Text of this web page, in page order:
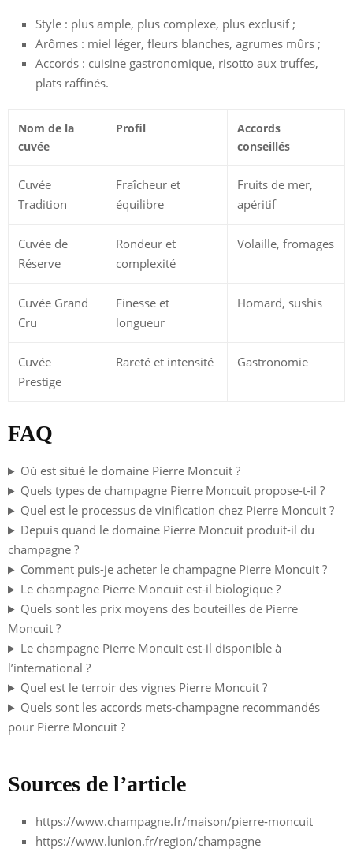
Style : plus ample, plus complexe, plus exclusif ;
Arômes : miel léger, fleurs blanches, agrumes mûrs ;
Accords : cuisine gastronomique, risotto aux truffes,
plats raffinés.
Nom de la
cuvée
Profil
Accords
conseillés
Cuvée
Tradition
Fraîcheur et
équilibre
Fruits de mer,
apéritif
Cuvée de
Réserve
Rondeur et
complexité
Volaille, fromages
Cuvée Grand
Cru
Finesse et
longueur
Homard, sushis
Cuvée
Prestige
Rareté et intensité Gastronomie
FAQ
Où est situé le domaine Pierre Moncuit ?
Quels types de champagne Pierre Moncuit propose-t-il ?
Quel est le processus de vinification chez Pierre Moncuit ?
Depuis quand le domaine Pierre Moncuit produit-il du
champagne ?
Comment puis-je acheter le champagne Pierre Moncuit ?
Le champagne Pierre Moncuit est-il biologique ?
Quels sont les prix moyens des bouteilles de Pierre
Moncuit ?
Le champagne Pierre Moncuit est-il disponible à
l’international ?
Quel est le terroir des vignes Pierre Moncuit ?
Quels sont les accords mets-champagne recommandés
pour Pierre Moncuit ?
Sources de l’article
https://www.champagne.fr/maison/pierre-moncuit
https://www.lunion.fr/region/champagne